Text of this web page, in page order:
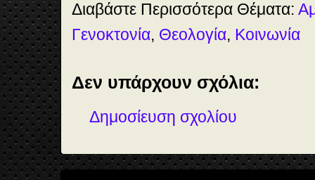
Διαβάστε Περισσότερα Θέματα:
Γενοκτονία, Θεολογία, Κοινωνία
Δεν υπάρχουν σχόλια:
Δημοσίευση σχολίου